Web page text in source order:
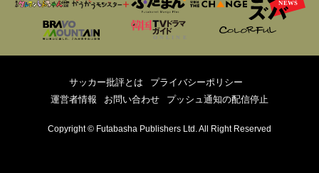
サッカー批評とは
プライバシーポリシー
運営者情報
お問い合わせ プッシュ通知の配信停止
Copyright © Futabasha Publishers Ltd. All Right Reserved